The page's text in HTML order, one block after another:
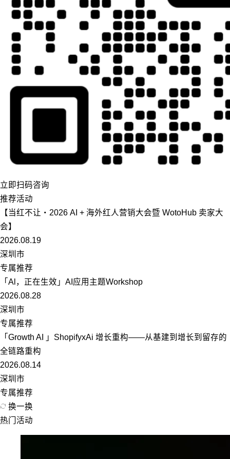
立即扫码咨询
推荐活动
【当红不让・2026 AI + 海外红人营销大会暨 WotoHub 卖家大
会】
2026.08.19
深圳市
专属推荐
「Al，正在生效」AI应用主题Workshop
2026.08.28
深圳市
专属推荐
「Growth AI 」ShopifyxAi 增长重构——从基建到增长到留存的
全链路重构
2026.08.14
深圳市
专属推荐
换一换
热门活动